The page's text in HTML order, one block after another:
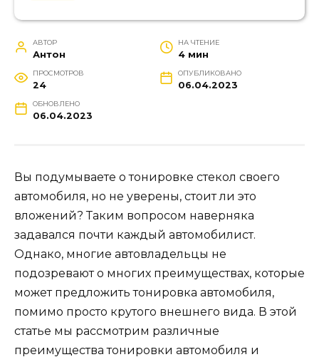
АВТОР
Антон
НА ЧТЕНИЕ
4 мин
ПРОСМОТРОВ
24
ОПУБЛИКОВАНО
06.04.2023
ОБНОВЛЕНО
06.04.2023
Вы подумываете о тонировке стекол своего
автомобиля, но не уверены, стоит ли это
вложений? Таким вопросом наверняка
задавался почти каждый автомобилист.
Однако, многие автовладельцы не
подозревают о многих преимуществах, которые
может предложить тонировка автомобиля,
помимо просто крутого внешнего вида. В этой
статье мы рассмотрим различные
преимущества тонировки автомобиля и